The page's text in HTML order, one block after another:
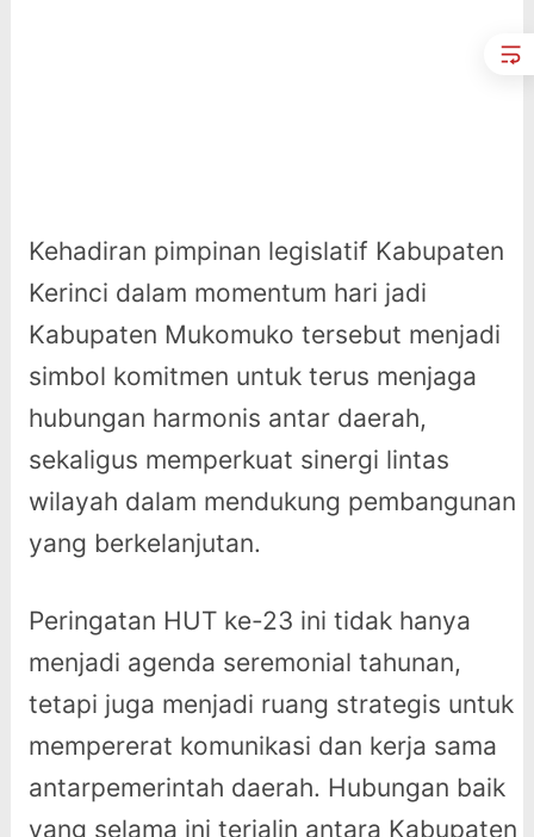
Kehadiran pimpinan legislatif Kabupaten
Kerinci dalam momentum hari jadi
Kabupaten Mukomuko tersebut menjadi
simbol komitmen untuk terus menjaga
hubungan harmonis antar daerah,
sekaligus memperkuat sinergi lintas
wilayah dalam mendukung pembangunan
yang berkelanjutan.
Peringatan HUT ke-23 ini tidak hanya
menjadi agenda seremonial tahunan,
tetapi juga menjadi ruang strategis untuk
mempererat komunikasi dan kerja sama
antarpemerintah daerah. Hubungan baik
yang selama ini terjalin antara Kabupaten